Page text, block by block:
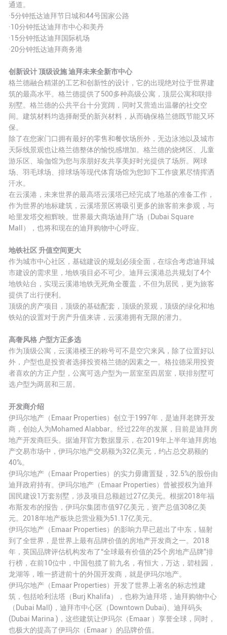
通道。
·5分钟抵达迪拜节日城和44号国家公路
·10分钟抵达迪拜市中心和美丹
·15分钟抵达迪拜国际机场
·20分钟抵达迪拜商务港
创新设计 顶级设施 迪拜未来全新市中心
格兰德融合精湛的工艺和创新性的设计，它的出现绝对位于世界建
筑的最高水平。格兰德提供了500多种高级公寓，顶层公寓和联排
别墅。格兰德的公共平台十分宽阔，同时又营造出温馨的社交空
间。建筑材料均选择耐受的新兴材料，从而确保格兰德既节能又环
保。
除了在您家门口拥有最好的零售和餐饮场所外，无边泳池以及城市
天际线景观也让格兰德整体的愉悦感增加。格兰德的烧烤区、儿童
游乐区、瑜伽馆为您与亲朋好友共享美好时光提供了场所。网球
场、羽毛球场、排球场等现代体育场馆为您卸下工作疲累尽情挥洒
汗水。
在云溪港，未来世界的最高塔云溪塔已经完成了地基的准备工作，
作为世界的地标建筑，云溪塔景区将吸引更多的旅客前来参观，与
哈里发塔交相辉映。世界最大商场迪拜广场（Dubai Square
Mall），也将和现在的迪拜购物中心呼应。
地铁社区 升值空间更大
作为城市中心社区，基础建设的规划必须全面，在综合考虑迪拜城
市建设的需求里，地铁项目必不可少。迪拜云溪港总共规划了4个
地铁站台，实现云溪港地铁无死角全覆盖，不但为居民，更为旅客
提供了出行便利。
顶级的房产项目，顶级的基础配套，顶级的景观，顶级的绿化和地
铁站的设置对于房产升值来讲，云溪港拥有无限的潜力。
高奢风格 户型方正多选
作为顶级公寓，云溪港楼王的称号可不是空穴来风，除了位置好以
外，户型也是投资者选择投资格兰德的因素之一。格拉德采用投资
者喜欢的方正户型，公寓可选户型为一居室至四居室，联排别墅可
选户型为两居和三居。
开发商介绍
伊玛尔地产（Emaar Properties）创立于1997年，是迪拜老牌开发
商，创始人为Mohamed Alabbar。经过22年的发展，目前是迪拜房
地产开发商巨头。据迪拜官方数据显示，在2019年上半年迪拜房地
产交易市场中，伊玛尔地产交易额为32亿美元，约占总交易额的
40%。
伊玛尔地产（Emaar Properties）的实力毋庸置疑，32.5%的股份由
迪拜政府持有。伊玛尔地产（Emaar Properties）曾被授权为迪拜
国民建设1万套别墅，涉及项目总额超过27亿美元。根据2018年福
布斯发布的报告，伊玛尔集团市值97亿美元，资产总值308亿美
元。2018年地产板块总营业额为51.17亿美元。
伊玛尔地产（Emaar Properties）的影响力早已超出了中东，辐射
到了全世界，是世界上最有品牌价值的房地产开发商之一。2018
年，英国品牌评估机构发布了“全球最有价值的25个房地产品牌”排
行榜，在前10位中，中国包揽了前九名，有恒大，万达，碧桂园，
龙湖等，唯一挤进前十的外国开发商，就是伊玛尔地产。
伊玛尔地产（Emaar Properties）开发了世界上著名的标志性建
筑，包括哈利法塔（Burj Khalifa），也称为迪拜塔，迪拜购物中心
（Dubai Mall)，迪拜市中心区（Downtown Dubai)、迪拜码头
(Dubai Marina )，这些建筑让伊玛尔（Emaar ）享誉全球，同时，
也极大的提高了伊玛尔（Emaar ）的品牌价值。